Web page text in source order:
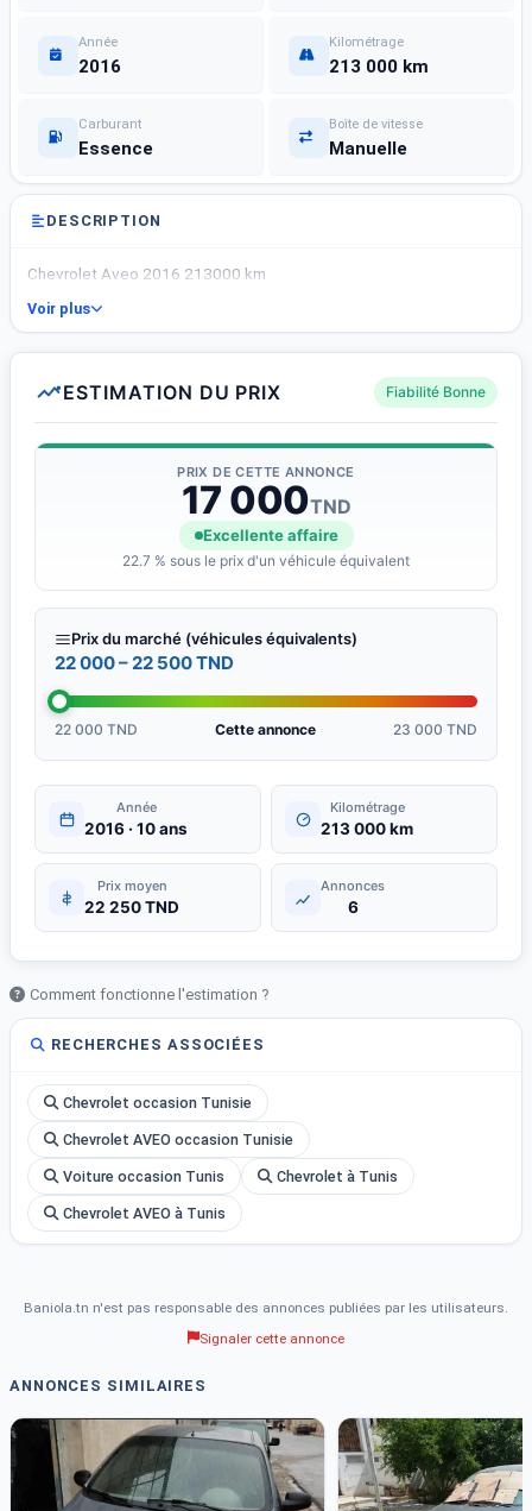
Année
2016
Kilométrage
213 000 km
Carburant
Essence
Boîte de vitesse
Manuelle
DESCRIPTION
Chevrolet Aveo 2016 213000 km
Voir plus
ESTIMATION DU PRIX Fiabilité Bonne
PRIX DE CETTE ANNONCE
17 000TND
Excellente affaire
22.7 % sous le prix d'un véhicule équivalent
Prix du marché (véhicules équivalents)
22 000 – 22 500 TND
22 000 TND Cette annonce 23 000 TND
Année
2016 · 10 ans
Kilométrage
213 000 km
Prix moyen
22 250 TND
Annonces
6
Comment fonctionne l'estimation ?
RECHERCHES ASSOCIÉES
Chevrolet occasion Tunisie
Chevrolet AVEO occasion Tunisie
Voiture occasion Tunis Chevrolet à Tunis
Chevrolet AVEO à Tunis
Baniola.tn n'est pas responsable des annonces publiées par les utilisateurs.
Signaler cette annonce
ANNONCES SIMILAIRES